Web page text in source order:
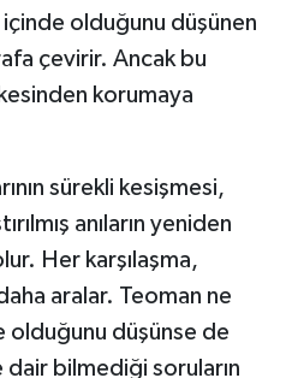
içinde olduğunu düşünen
çevirir. Ancak bu
korumaya
sürekli kesişmesi,
anıların yeniden
Her karşılaşma,
aralar. Teoman ne
olduğunu düşünse de
dair bilmediği soruların